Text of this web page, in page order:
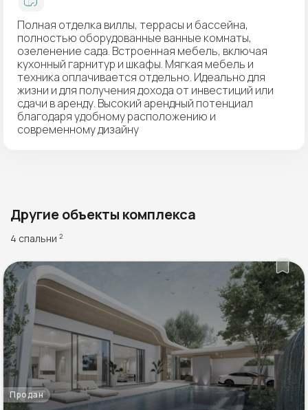
Полная отделка виллы, террасы и бассейна,
полностью оборудованные ванные комнаты,
озеленение сада. Встроенная мебель, включая
кухонный гарнитур и шкафы. Мягкая мебель и
техника оплачивается отдельно. Идеально для
жизни и для получения дохода от инвестиций или
сдачи в аренду. Высокий арендный потенциал
благодаря удобному расположению и
современному дизайну
Другие объекты комплекса
4 спальни 2
Продан